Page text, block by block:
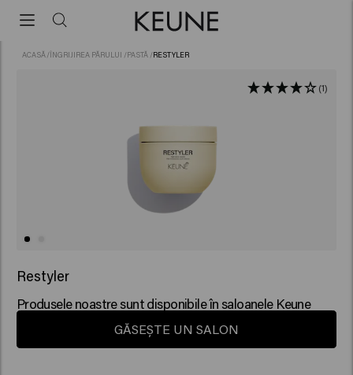
ACASĂ /ÎNGRIJIREA PĂRULUI /PASTĂ /RESTYLER
(1)
Restyler
Produsele noastre sunt disponibile în saloanele Keune
GĂSEȘTE UN SALON